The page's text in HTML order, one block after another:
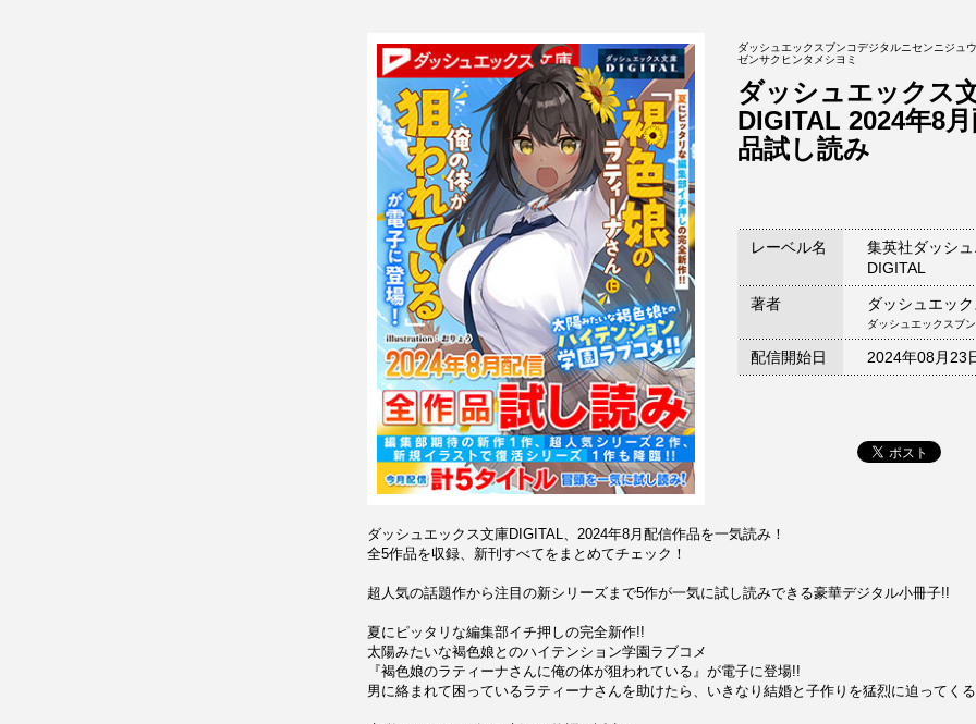
ダッシュエックスブンコデジタルニセンニジュ
ゼンサクヒンタメシヨミ
ダッシュエックス
DIGITAL 2024年8
品試し読み
レーベル名
集英社ダッシ
DIGITAL
著者 ダッシュエッ
ダッシュエックスブ
配信開始日 2024年08月23
ダッシュエックス文庫DIGITAL、2024年8月配信作品を一気読み！
全5作品を収録、新刊すべてをまとめてチェック！
超人気の話題作から注目の新シリーズまで5作が一気に試し読みできる豪華デジタル小冊子!!
夏にピッタリな編集部イチ押しの完全新作!!
太陽みたいな褐色娘とのハイテンション学園ラブコメ
『褐色娘のラティーナさんに俺の体が狙われている』が電子に登場!!
男に絡まれて困っているラティーナさんを助けたら、いきなり結婚と子作りを猛烈に迫ってく